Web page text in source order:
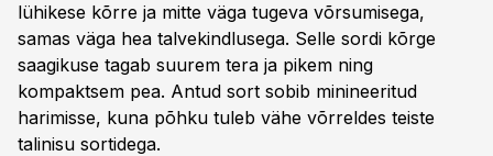
lühikese kõrre ja mitte väga tugeva võrsumisega,
samas väga hea talvekindlusega. Selle sordi kõrge
saagikuse tagab suurem tera ja pikem ning
kompaktsem pea. Antud sort sobib minineeritud
harimisse, kuna põhku tuleb vähe võrreldes teiste
talinisu sortidega.